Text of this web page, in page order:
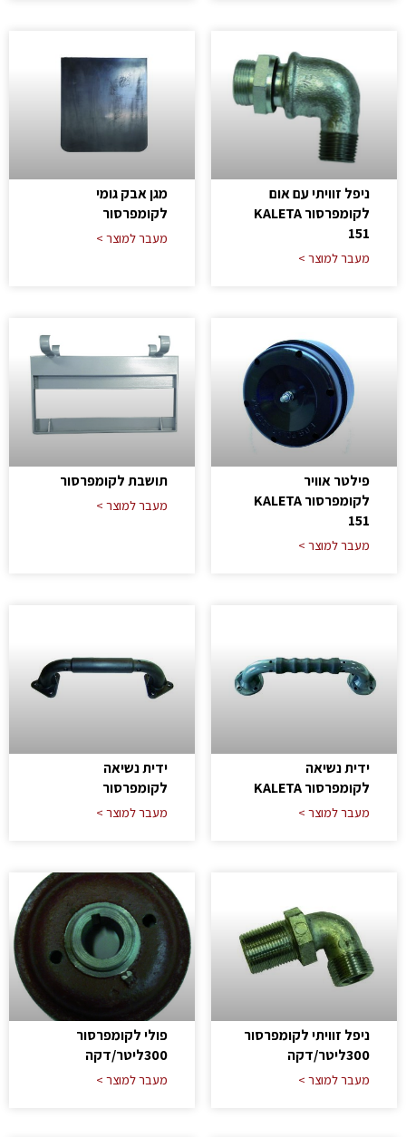
ניפל זוויתי עם אום
לקומפרסור KALETA
151
מעבר למוצר >
מגן אבק גומי
לקומפרסור
מעבר למוצר >
פילטר אוויר
לקומפרסור KALETA
151
מעבר למוצר >
תושבת לקומפרסור
מעבר למוצר >
ידית נשיאה
לקומפרסור KALETA
מעבר למוצר >
ידית נשיאה
לקומפרסור
מעבר למוצר >
ניפל זוויתי לקומפרסור
300ליטר/דקה
מעבר למוצר >
פולי לקומפרסור
300ליטר/דקה
מעבר למוצר >